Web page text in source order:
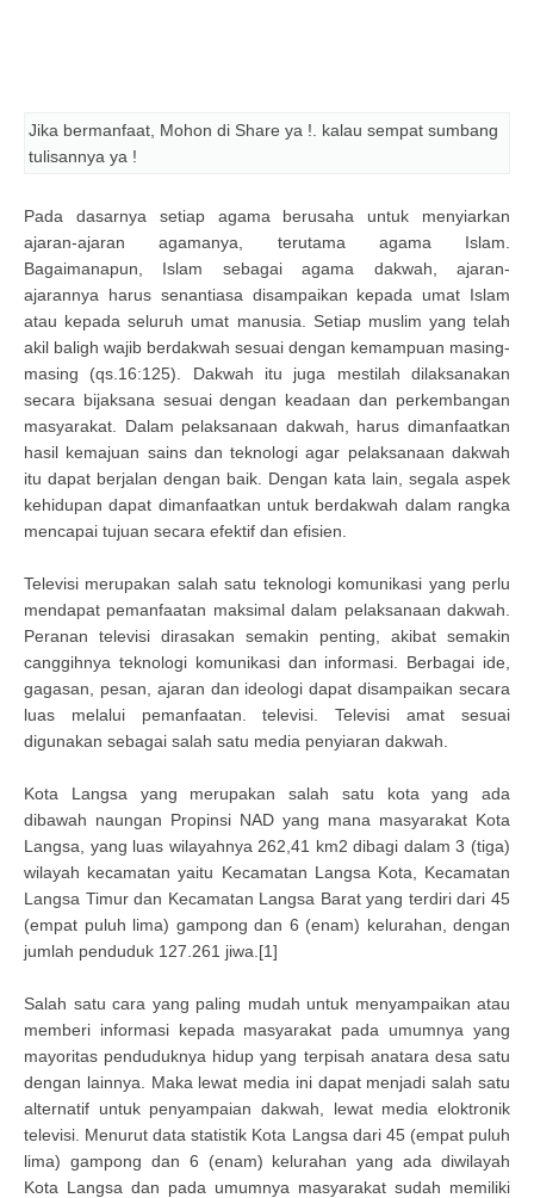
Jika bermanfaat, Mohon di Share ya !. kalau sempat sumbang
tulisannya ya !
Pada dasarnya setiap agama berusaha untuk menyiarkan
ajaran-ajaran agamanya, terutama agama Islam.
Bagaimanapun, Islam sebagai agama dakwah, ajaran-
ajarannya harus senantiasa disampaikan kepada umat Islam
atau kepada seluruh umat manusia. Setiap muslim yang telah
akil baligh wajib berdakwah sesuai dengan kemampuan masing-
masing (qs.16:125). Dakwah itu juga mestilah dilaksanakan
secara bijaksana sesuai dengan keadaan dan perkembangan
masyarakat. Dalam pelaksanaan dakwah, harus dimanfaatkan
hasil kemajuan sains dan teknologi agar pelaksanaan dakwah
itu dapat berjalan dengan baik. Dengan kata lain, segala aspek
kehidupan dapat dimanfaatkan untuk berdakwah dalam rangka
mencapai tujuan secara efektif dan efisien.
Televisi merupakan salah satu teknologi komunikasi yang perlu
mendapat pemanfaatan maksimal dalam pelaksanaan dakwah.
Peranan televisi dirasakan semakin penting, akibat semakin
canggihnya teknologi komunikasi dan informasi. Berbagai ide,
gagasan, pesan, ajaran dan ideologi dapat disampaikan secara
luas melalui pemanfaatan. televisi. Televisi amat sesuai
digunakan sebagai salah satu media penyiaran dakwah.
Kota Langsa yang merupakan salah satu kota yang ada
dibawah naungan Propinsi NAD yang mana masyarakat Kota
Langsa, yang luas wilayahnya 262,41 km2 dibagi dalam 3 (tiga)
wilayah kecamatan yaitu Kecamatan Langsa Kota, Kecamatan
Langsa Timur dan Kecamatan Langsa Barat yang terdiri dari 45
(empat puluh lima) gampong dan 6 (enam) kelurahan, dengan
jumlah penduduk 127.261 jiwa.[1]
Salah satu cara yang paling mudah untuk menyampaikan atau
memberi informasi kepada masyarakat pada umumnya yang
mayoritas penduduknya hidup yang terpisah anatara desa satu
dengan lainnya. Maka lewat media ini dapat menjadi salah satu
alternatif untuk penyampaian dakwah, lewat media eloktronik
televisi. Menurut data statistik Kota Langsa dari 45 (empat puluh
lima) gampong dan 6 (enam) kelurahan yang ada diwilayah
Kota Langsa dan pada umumnya masyarakat sudah memiliki